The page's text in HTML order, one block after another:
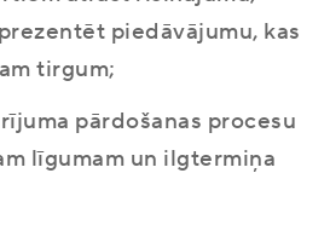
piedāvājumu, kas
tirgum;
pārdošanas procesu
līgumam un ilgtermiņa